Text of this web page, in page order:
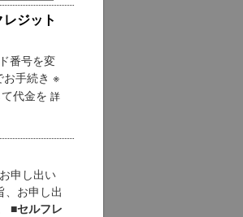
ジット
番号を変
手続き ※
代金を 詳
申し出い
、お申し出
■セルフレ